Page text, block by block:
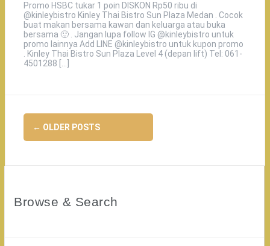
Promo HSBC tukar 1 poin DISKON Rp50 ribu di
@kinleybistro Kinley Thai Bistro Sun Plaza Medan . Cocok
buat makan bersama kawan dan keluarga atau buka
bersama 🙂 . Jangan lupa follow IG @kinleybistro untuk
promo lainnya Add LINE @kinleybistro untuk kupon promo
. Kinley Thai Bistro Sun Plaza Level 4 (depan lift) Tel: 061-
4501288 […]
Posts
navigation
← OLDER POSTS
Browse & Search